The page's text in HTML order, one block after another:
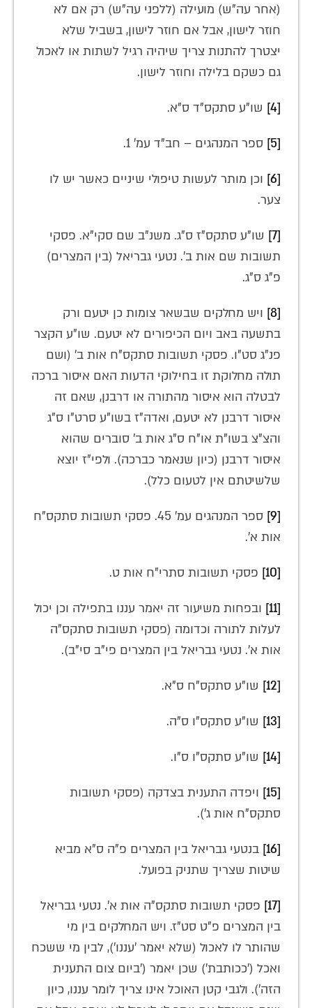
(אחר עה"ש) מועילה (ללפני עה"ש) רק אם לא
חוזר לישון, אבל אם חוזר לישון, בשביל שלא
יצטרך להתנות צריך שיהיה רגיל לשתות או לאכול
גם כשקם בלילה וחוזר לישון.
[4] שו"ע סתקס"ד ס"א.
[5] ספר המנהגים – חב"ד עמ' 1.
[6]
וכן מותר לעשות טיפולי שיניים כאשר יש לו
צער.
[7]
שו"ע סתקס"ז ס"ג. משנ"ב שם סקי"א. פסקי
תשובות שם אות ב'. נטעי גבריאל (בין המצרים)
פ"ג ס"ג.
[8]
ויש מחלקים שבשאר צומות כן יטעם ורק
בתשעה באב ויום הכיפורים לא יטעם. שו"ע הקצר
פנ"ג סט"ו. פסקי תשובות סתקס"ח אות ב' (ושם
תולה מחלוקת זו בחילוקי הדעות האם איסור ברכה
לבטלה הוא איסור מהתורה או דרבנן, שאם זה
איסור דרבנן לא יטעם, ואדה"ז בשו"ע סרט"ו ס"ג
והצ"צ בשו"ת או"ח ס"ג אות ב' סוברים שהוא
איסור דרבנן (כיון שנאמר כברכה). ולפי"ז יוצא
שלשיטתם אין לטעום כלל).
[9]
ספר המנהגים עמ' 45. פסקי תשובות סתקס"ח
אות א'.
[10] פסקי תשובות סתרי"ח אות ט.
[11]
ובפחות משיעור זה יאמר עננו בתפילה וכן יכול
לעלות לתורה וכדומה (פסקי תשובות סתקס"ה
אות א'. נטעי גבריאל בין המצרים פי"ב סי"ב).
[12] שו"ע סתקס"ח ס"א.
[13] שו"ע סתקס"ו ס"ה.
[14] שו"ע סתקס"ו ס"ו.
[15]
ויפדה התענית בצדקה (פסקי תשובות
סתקס"ח אות ג').
[16]
בנטעי גבריאל בין המצרים פ"ה ס"א מביא
שיטות שצריך שתניק בפועל.
[17]
פסקי תשובות סתקס"ה אות א'. נטעי גבריאל
בין המצרים פ"ט סט"ז. ויש המחלקים בין מי
שהותר לו לאכול (שלא יאמר 'עננו'), לבין מי ששכח
ואכל ('ככותבת') שכן יאמר ('ביום צום התענית
הזה'). ולגבי קטן האוכל אינו צריך לומר עננו, כיון